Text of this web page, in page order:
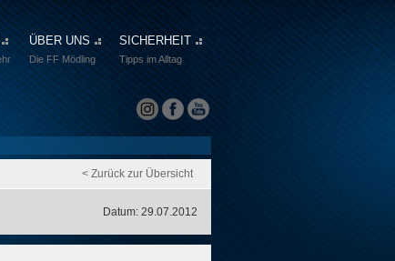
ÜBER UNS
Die FF Mödling
SICHERHEIT
Tipps im Alltag
< Zurück zur Übersicht
Datum: 29.07.2012